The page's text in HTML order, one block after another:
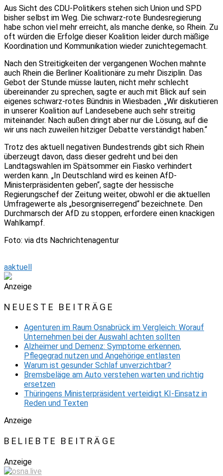
Aus Sicht des CDU-Politikers stehen sich Union und SPD
bisher selbst im Weg. Die schwarz-rote Bundesregierung
habe schon viel mehr erreicht, als manche denke, so Rhein. Zu
oft würden die Erfolge dieser Koalition leider durch mäßige
Koordination und Kommunikation wieder zunichtegemacht.
Nach den Streitigkeiten der vergangenen Wochen mahnte
auch Rhein die Berliner Koalitionäre zu mehr Disziplin. Das
Gebot der Stunde müsse lauten, nicht mehr schlecht
übereinander zu sprechen, sagte er auch mit Blick auf sein
eigenes schwarz-rotes Bündnis in Wiesbaden. „Wir diskutieren
in unserer Koalition auf Landesebene auch sehr streitig
miteinander. Nach außen dringt aber nur die Lösung, auf die
wir uns nach zuweilen hitziger Debatte verständigt haben.“
Trotz des aktuell negativen Bundestrends gibt sich Rhein
überzeugt davon, dass dieser gedreht und bei den
Landtagswahlen im Spätsommer ein Fiasko verhindert
werden kann. „In Deutschland wird es keinen AfD-
Ministerpräsidenten geben“, sagte der hessische
Regierungschef der Zeitung weiter, obwohl er die aktuellen
Umfragewerte als „besorgniserregend“ bezeichnete. Den
Durchmarsch der AfD zu stoppen, erfordere einen knackigen
Wahlkampf.
Foto: via dts Nachrichtenagentur
aaktuell
Anzeige
NEUESTE BEITRÄGE
Agenturen im Raum Osnabrück im Vergleich: Worauf
Unternehmen bei der Auswahl achten sollten
Alzheimer und Demenz: Symptome erkennen,
Pflegegrad nutzen und Angehörige entlasten
Warum ist gesunder Schlaf unverzichtbar?
Bremsbeläge am Auto verstehen warten und richtig
ersetzen
Thüringens Ministerpräsident verteidigt KI-Einsatz in
Reden und Texten
Anzeige
BELIEBTE BEITRÄGE
Anzeige